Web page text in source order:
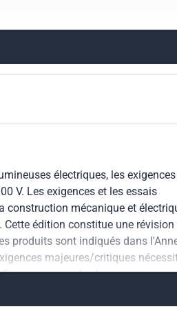
de rotation. Paragraphes 9.2:
d'eau sur les lampes. Le contenu
a été pris en considération
électriques, les exigences
V. Les exigences et les essais
construction mécanique et
édition constitue une révision
produits sont indiqués dans
majeures/critiques
pour les lampes
Exigences TBTS. Paragraphes